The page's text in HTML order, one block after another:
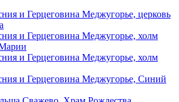
и Герцеговина Меджугорье, церковь
и Герцеговина Меджугорье, холм
и Герцеговина Меджугорье, холм
и Герцеговина Меджугорье, Синий